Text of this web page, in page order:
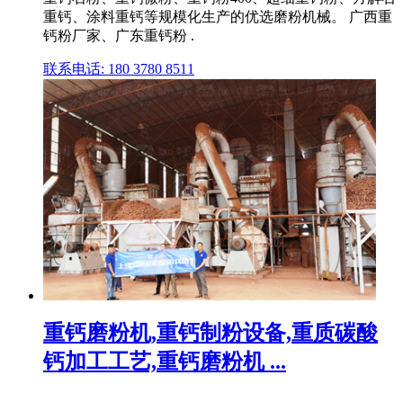
重钙、涂料重钙等规模化生产的优选磨粉机械。 广西重
钙粉厂家、广东重钙粉 .
联系电话: 180 3780 8511
重钙磨粉机,重钙制粉设备,重质碳酸
钙加工工艺,重钙磨粉机 ...